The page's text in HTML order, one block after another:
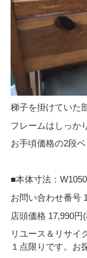
梯子を掛けていた
フレームはしっか
お手頃価格の2段ベ
■本体寸法：
お問い合わせ番号
店頭価格 17,990円
リユース＆リサイ
１点限りです。お